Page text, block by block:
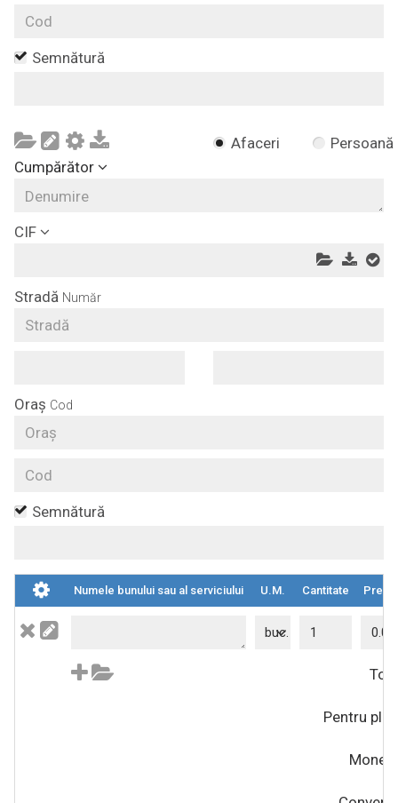
Semnătură
Afaceri
Persoană
Cumpărător
CIF
Stradă Număr
Oraș Cod
Semnătură
Numele bunului sau al serviciului U.M. Cantitate Preț
buc.
Pentru